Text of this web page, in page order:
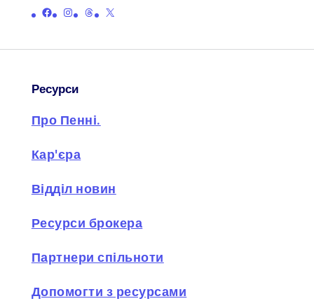
Посилання на офіційну сторінку Пенні у Facebook
Посилання на офіційну сторінку Пенні в Instagram
Посилання на офіційну сторінку Пенні з ниткамиПосилання на офіційну сторінку Пенні на X (раніше Twitter)
Ресурси
Про Пенні.
Кар'єра
Відділ новин
Ресурси брокера
Партнери спільноти
Допомогти з ресурсами